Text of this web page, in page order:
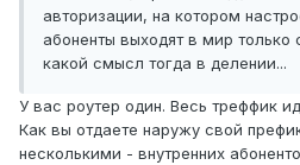
авторизации, на котором
абоненты выходят в мир только
какой смысл тогда в делении...
У вас роутер один. Весь треффик
Как вы отдаете наружу свой
несколькими - внутренних